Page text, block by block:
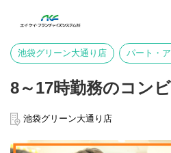
池袋グリーン大通り店 パート・
8～17時勤務のコン
池袋グリーン大通り店